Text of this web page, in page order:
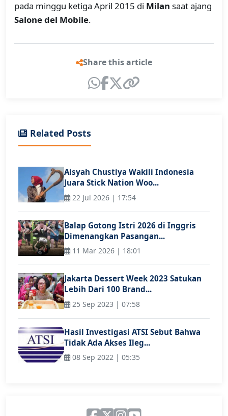
pada minggu ketiga April 2015 di Milan saat ajang
Salone del Mobile.
Share this article
Related Posts
Aisyah Chustiya Wakili Indonesia
Juara Stick Nation Woo...
22 Jul 2026 | 17:54
Balap Gotong Istri 2026 di Inggris
Dimenangkan Pasangan...
11 Mar 2026 | 18:01
Jakarta Dessert Week 2023 Satukan
Lebih Dari 100 Brand...
25 Sep 2023 | 07:58
Hasil Investigasi ATSI Sebut Bahwa
Tidak Ada Akses Ileg...
08 Sep 2022 | 05:35